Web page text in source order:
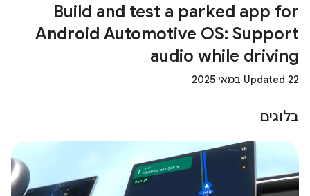
Build and test a parked app for
Android Automotive OS: Support
audio while driving
Updated 22 במאי 2025
בלוגים